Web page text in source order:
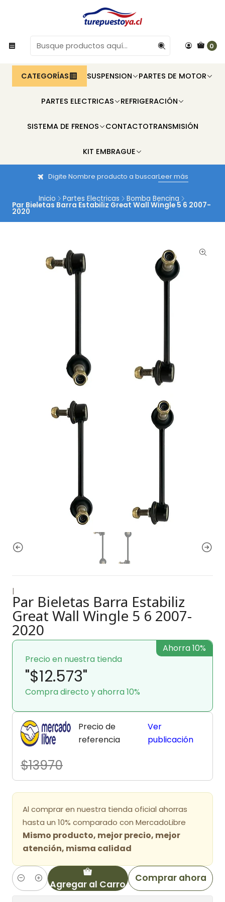
0
CATEGORÍAS SUSPENSION PARTES DE MOTOR
PARTES ELECTRICAS REFRIGERACIÓN
SISTEMA DE FRENOS CONTACTOTRANSMISIÓN
KIT EMBRAGUE
Digite Nombre producto a buscarLeer más
Inicio Partes Electricas Bomba Bencina
Par Bieletas Barra Estabiliz Great Wall Wingle 5 6 2007-
2020
|
Par Bieletas Barra Estabiliz
Great Wall Wingle 5 6 2007-
2020
Precio en nuestra tienda
"$12.573"
Compra directo y ahorra 10%
Ahorra 10%
Precio de
referencia
$13970
Ver
publicación
Al comprar en nuestra tienda oficial ahorras
hasta un 10% comparado con MercadoLibre
Mismo producto, mejor precio, mejor
atención, misma calidad
Cantidad Agregar al Carro
Comprar ahora